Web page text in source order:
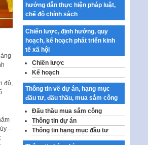
độ,
–
Công bố công khai dự toán kinh
phí xây dựng pháp luật, hoàn
thiện thể chế, chính…
Quy định về nghiên cứu, ứng
dụng khoa học, công nghệ, đổi
mới sáng tạo và chuyển…
Quy định chi tiết và hướng dẫn
thi hành một số điều của Luật Lý
lịch tư…
Sửa đổi, bổ sung một số nội
dung tại Nghị quyết số 30/NQ-
CP ngày 24 tháng 02…
Ban hành Chương trình hành
hướng dẫn thực hiện pháp luật,
chế độ chính sách
Chiến lược, định hướng, quy
hoạch, kế hoạch phát triển kinh
tế xã hội
Chiến lược
Kế hoạch
Thông tin về dự án, hạng mục
đầu tư, đấu thầu, mua sắm công
Đấu thầu mua sắm công
Thông tin dự án
Thông tin hạng mục đầu tư